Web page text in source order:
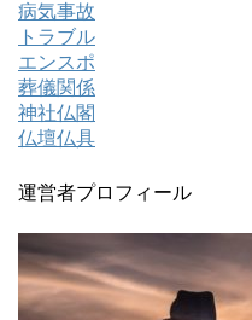
病気事故
トラブル
エンスポ
葬儀関係
神社仏閣
仏壇仏具
運営者プロフィール